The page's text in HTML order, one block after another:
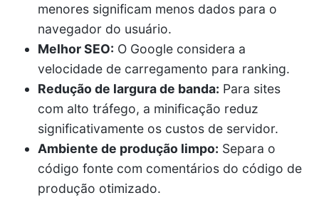
menores significam menos dados para o
navegador do usuário.
Melhor SEO: O Google considera a
velocidade de carregamento para ranking.
Redução de largura de banda: Para sites
com alto tráfego, a minificação reduz
significativamente os custos de servidor.
Ambiente de produção limpo: Separa o
código fonte com comentários do código de
produção otimizado.